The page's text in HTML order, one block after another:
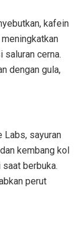
kafein
cerna.
dengan gula,
Labs, sayuran
kembang kol
berbuka.
perut